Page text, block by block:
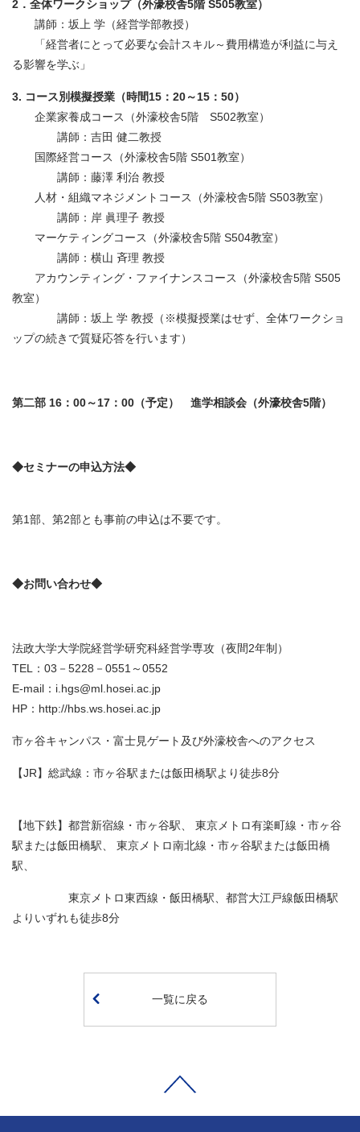
2．全体ワークショップ（外濠校舎5階 S505教室）
講師：坂上 学（経営学部教授）
「経営者にとって必要な会計スキル～費用構造が利益に与え
る影響を学ぶ」
3. コース別模擬授業（時間15：20～15：50）
企業家養成コース（外濠校舎5階 S502教室）
講師：吉田 健二教授
国際経営コース（外濠校舎5階 S501教室）
講師：藤澤 利治 教授
人材・組織マネジメントコース（外濠校舎5階 S503教室）
講師：岸 眞理子 教授
マーケティングコース（外濠校舎5階 S504教室）
講師：横山 斉理 教授
アカウンティング・ファイナンスコース（外濠校舎5階 S505
教室）
講師：坂上 学 教授（※模擬授業はせず、全体ワークショ
ップの続きで質疑応答を行います）
第二部 16：00～17：00（予定） 進学相談会（外濠校舎5階）
◆セミナーの申込方法◆
第1部、第2部とも事前の申込は不要です。
◆お問い合わせ◆
法政大学大学院経営学研究科経営学専攻（夜間2年制）
TEL：03－5228－0551～0552
E-mail：i.hgs@ml.hosei.ac.jp
HP：http://hbs.ws.hosei.ac.jp
市ヶ谷キャンパス・富士見ゲート及び外濠校舎へのアクセス
【JR】総武線：市ヶ谷駅または飯田橋駅より徒歩8分
【地下鉄】都営新宿線・市ヶ谷駅、 東京メトロ有楽町線・市ヶ谷
駅または飯田橋駅、 東京メトロ南北線・市ヶ谷駅または飯田橋
駅、
東京メトロ東西線・飯田橋駅、都営大江戸線飯田橋駅
よりいずれも徒歩8分
一覧に戻る